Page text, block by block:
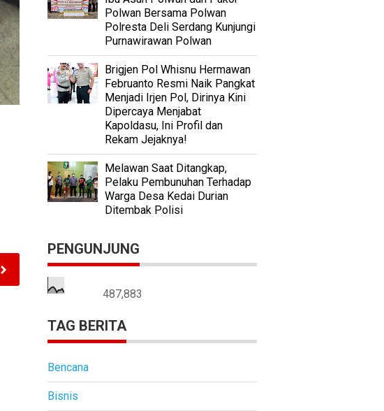
Polwan Bersama Polwan
Polresta Deli Serdang Kunjungi
Purnawirawan Polwan
Brigjen Pol Whisnu Hermawan
Februanto Resmi Naik Pangkat
Menjadi Irjen Pol, Dirinya Kini
Dipercaya Menjabat
Kapoldasu, Ini Profil dan
Rekam Jejaknya!
Melawan Saat Ditangkap,
Pelaku Pembunuhan Terhadap
Warga Desa Kedai Durian
Ditembak Polisi
PENGUNJUNG
487,883
TAG BERITA
Bencana
Bisnis